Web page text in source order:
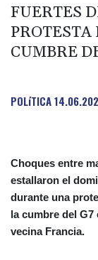
FUERTES
CUMBRE
POLíTICA
Choques entre
estallaron el
durante una
la cumbre del
vecina Francia.